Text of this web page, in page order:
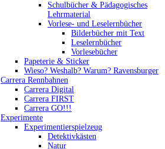
Schulbücher & Pädagogisches
Lehrmaterial
Vorlese- und Leselernbücher
Bilderbücher mit Text
Leselernbücher
Vorlesebücher
Papeterie & Sticker
Wieso? Weshalb? Warum? Ravensburger
Carrera Rennbahnen
Carrera Digital
Carrera FIRST
Carrera GO!!!
Experimente
Experimentierspielzeug
Detektivkästen
Natur